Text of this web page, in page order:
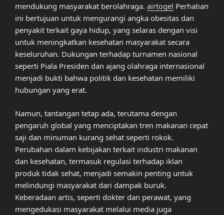
mendukung masyarakat berolahraga. airtogel Perhatian
ini bertujuan untuk mengurangi angka obesitas dan
penyakit terkait gaya hidup, yang selaras dengan visi
untuk meningkatkan kesehatan masyarakat secara
keseluruhan. Dukungan terhadap turnamen nasional
seperti Piala Presiden dan ajang olahraga internasional
menjadi bukti bahwa politik dan kesehatan memiliki
hubungan yang erat.
Namun, tantangan tetap ada, terutama dengan
pengaruh global yang menciptakan tren makanan cepat
saji dan minuman kurang sehat seperti rokok.
Perubahan dalam kebijakan terkait industri makanan
dan kesehatan, termasuk regulasi terhadap iklan
produk tidak sehat, menjadi semakin penting untuk
melindungi masyarakat dari dampak buruk.
Keberadaan artis, seperti dokter dan perawat, yang
mengedukasi masyarakat melalui media juga